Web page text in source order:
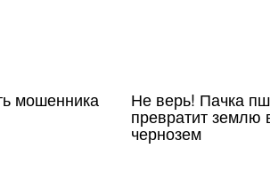
мошенника Не верь! Пачка
превратит землю
чернозем